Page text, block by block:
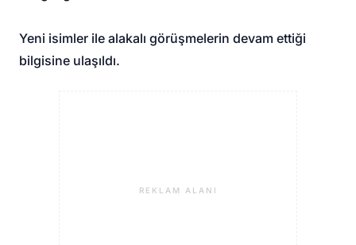
Yeni isimler ile alakalı görüşmelerin devam ettiği
bilgisine ulaşıldı.
REKLAM ALANI